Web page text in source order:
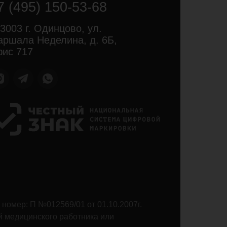
г. Одинцово, ул.
Неделина, д. 6Б,
717
П №012569/01 от 01.10.2007г.
работника или
(495) 150-53-68